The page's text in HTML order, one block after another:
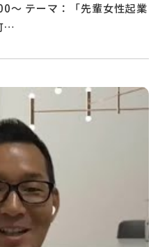
テーマ：「先輩女性起業
…